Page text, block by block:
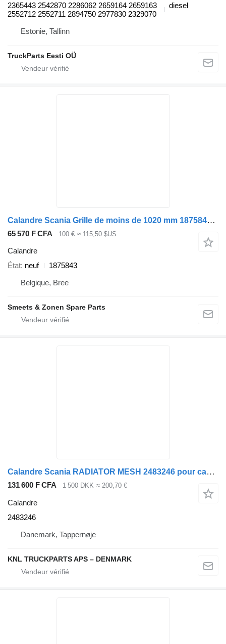
2365443 2542870 2286062 2659164 2659163
2552712 2552711 2894750 2977830 2329070
diesel
Estonie, Tallinn
TruckParts Eesti OÜ
Calandre Scania Grille de moins de 1020 mm 1875843 pour camion
65 570 F CFA 100 € ≈ 115,50 $US
Calandre
État neuf
1875843
Belgique, Bree
Smeets & Zonen Spare Parts
Calandre Scania RADIATOR MESH 2483246 pour camion
131 600 F CFA 1 500 DKK ≈ 200,70 €
Calandre
2483246
Danemark, Tappernøje
KNL TRUCKPARTS APS – DENMARK